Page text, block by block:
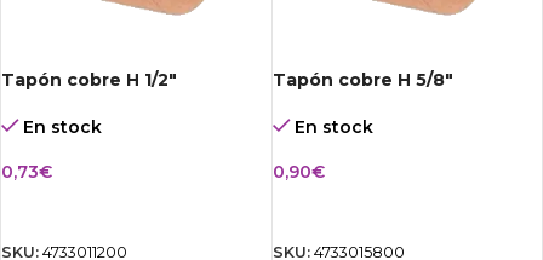
Tapón cobre H 1/2″
En stock
0,73€
SKU: 4733011200
Tapón cobre H 5/8″
En stock
0,90€
SKU: 4733015800